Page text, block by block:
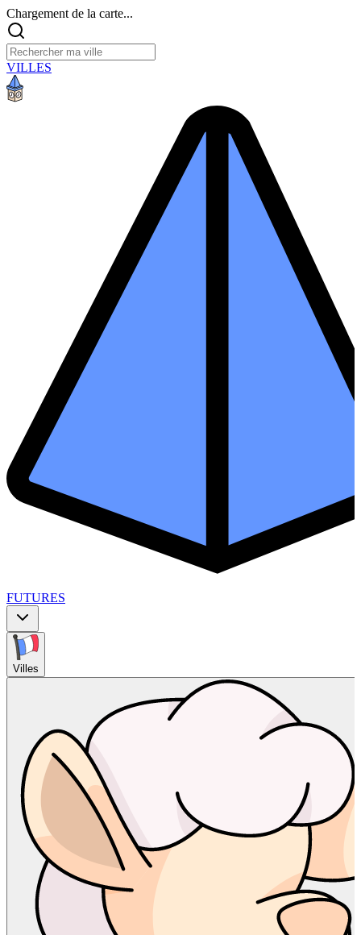
Chargement de la carte...
VILLES
FUTURES
Villes